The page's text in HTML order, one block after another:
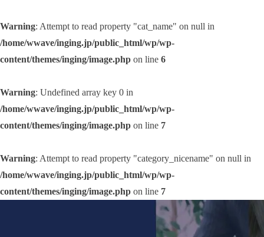
Warning: Attempt to read property "cat_name" on null in
/home/wwave/inging.jp/public_html/wp/wp-
content/themes/inging/image.php on line 6
Warning: Undefined array key 0 in
/home/wwave/inging.jp/public_html/wp/wp-
content/themes/inging/image.php on line 7
Warning: Attempt to read property "category_nicename" on null in
/home/wwave/inging.jp/public_html/wp/wp-
content/themes/inging/image.php on line 7